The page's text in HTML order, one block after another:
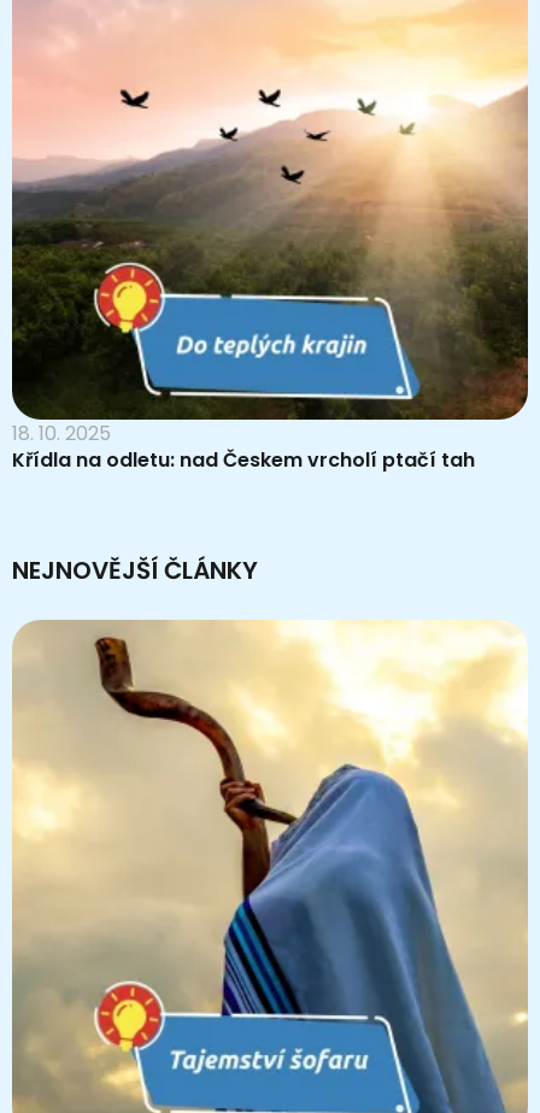
18. 10. 2025
Křídla na odletu: nad Českem vrcholí ptačí tah
NEJNOVĚJŠÍ ČLÁNKY